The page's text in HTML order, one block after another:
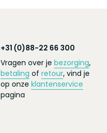
+31 (0)88-22 66 300
Vragen over je bezorging,
betaling of retour, vind je
op onze klantenservice
pagina